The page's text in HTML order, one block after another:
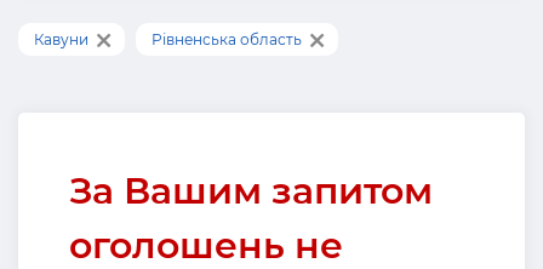
Кавуни Рівненська область
За Вашим запитом
оголошень не